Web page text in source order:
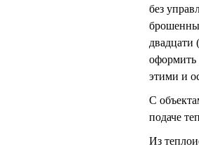
без
двадцати
оформить
этими и
С
подаче
Из